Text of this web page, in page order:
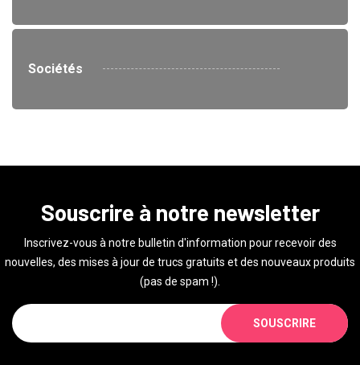
Sociétés
Souscrire à notre newsletter
Inscrivez-vous à notre bulletin d'information pour recevoir des
nouvelles, des mises à jour de trucs gratuits et des nouveaux produits
(pas de spam !).
SOUSCRIRE